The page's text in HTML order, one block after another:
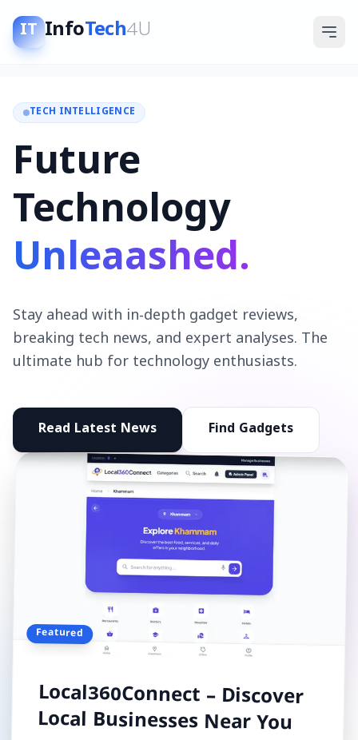
IT InfoTech4U
TECH INTELLIGENCE
Future
Technology
Unleaashed.
Stay ahead with in-depth gadget reviews,
breaking tech news, and expert analyses. The
ultimate hub for technology enthusiasts.
Read Latest News Find Gadgets
Featured
Local360Connect – Discover
Local Businesses Near You